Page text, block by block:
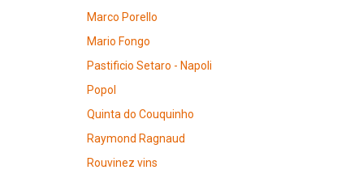
Marco Porello
Mario Fongo
Pastificio Setaro - Napoli
Popol
Quinta do Couquinho
Raymond Ragnaud
Rouvinez vins